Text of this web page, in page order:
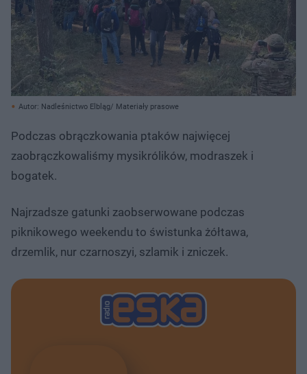
Autor: Nadleśnictwo Elbląg/ Materiały prasowe
Podczas obrączkowania ptaków najwięcej
zaobrączkowaliśmy mysikrólików, modraszek i
bogatek.
Najrzadsze gatunki zaobserwowane podczas
piknikowego weekendu to świstunka żółtawa,
drzemlik, nur czarnoszyi, szlamik i zniczek.